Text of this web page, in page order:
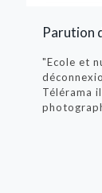
Parution
"Ecole et
Télérama